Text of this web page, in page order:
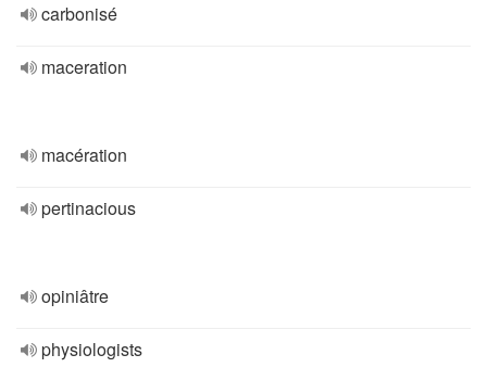
carbonisé
maceration
macération
pertinacious
opiniâtre
physiologists